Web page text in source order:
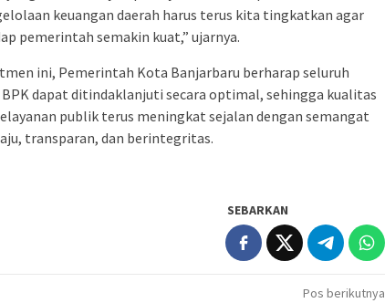
keuangan daerah harus terus kita tingkatkan agar
pemerintah semakin kuat,” ujarnya.
ini, Pemerintah Kota Banjarbaru berharap seluruh
dapat ditindaklanjuti secara optimal, sehingga kualitas
publik terus meningkat sejalan dengan semangat
transparan, dan berintegritas.
SEBARKAN
Pos berikutnya